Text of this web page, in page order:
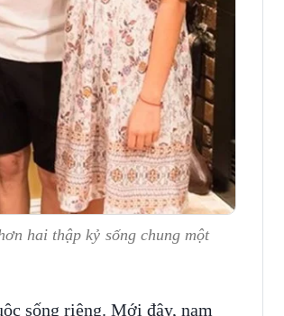
hai thập kỷ sống chung một
sống riêng. Mới đây, nam